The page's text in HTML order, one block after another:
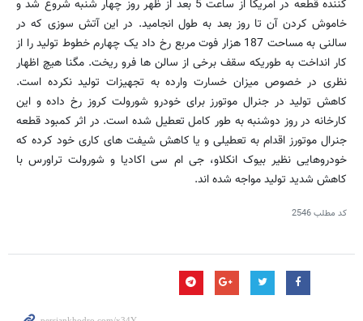
کننده قطعه در آمریکا از ساعت 5 بعد از ظهر روز چهار شنبه شروع شد و
خاموش کردن آن تا روز بعد به طول انجامید. در این آتش سوزی که در
سالنی به مساحت 187 هزار فوت مربع رخ داد یک چهارم خطوط تولید را از
کار انداخت به طوریکه سقف برخی از سالن ها فرو ریخت. مگنا هیچ اظهار
نظری در خصوص میزان خسارت وارده به تجهیزات تولید نکرده است.
کاهش تولید در جنرال موتورز برای خودرو شورولت کروز رخ داده و این
کارخانه در روز دوشنبه به طور کامل تعطیل شده است. در اثر کمبود قطعه
جنرال موتورز اقدام به تعطیلی و یا کاهش شیفت های کاری خود کرده که
خودروهایی نظیر بیوک انکلاو، جی ام سی اکادیا و شورولت تراورس با
کاهش شدید تولید مواجه شده اند.
کد مطلب2546